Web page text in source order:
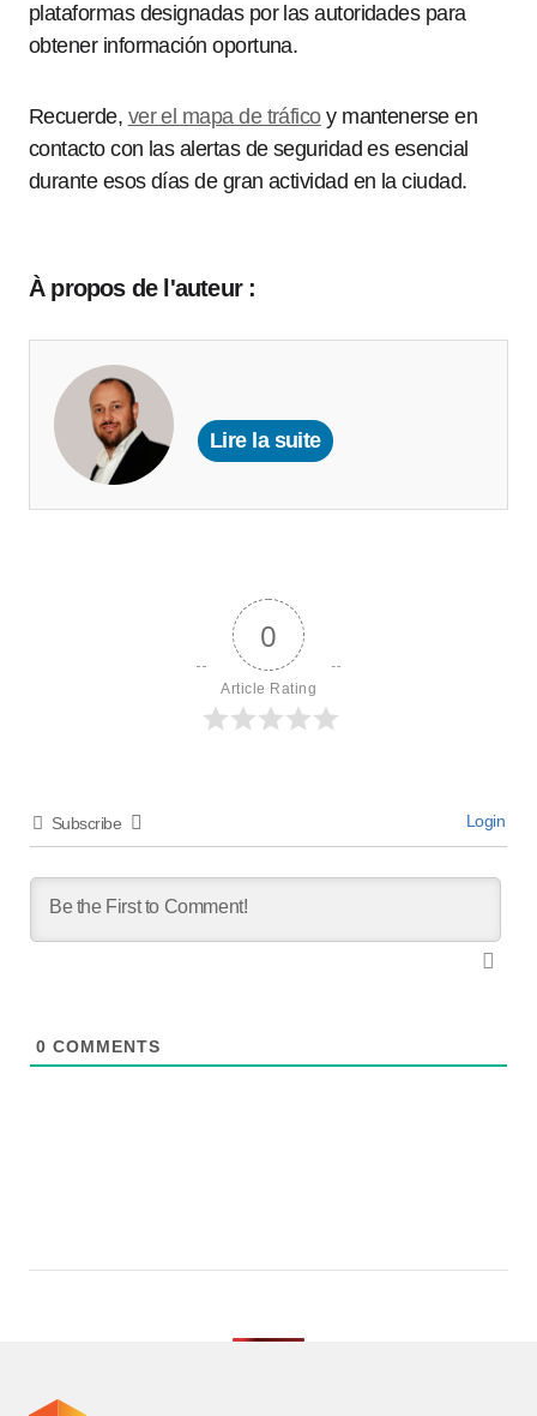
plataformas designadas por las autoridades para
obtener información oportuna.
Recuerde, ver el mapa de tráficoy mantenerse en
contacto con las alertas de seguridad es esencial
durante esos días de gran actividad en la ciudad.
À propos de l'auteur :
Lire la suite
0
Article Rating
Subscribe Login
0 COMMENTS